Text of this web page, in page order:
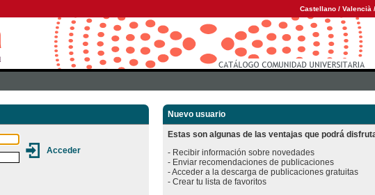
Castellano / Valencià /
Nuevo usuario
Estas son algunas de las ventajas que podrá
- Recibir información sobre novedades
- Enviar recomendaciones de publicaciones
- Acceder a la descarga de publicaciones gratuitas